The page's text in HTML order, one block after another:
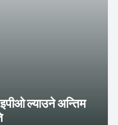
ल्याउने अन्तिम